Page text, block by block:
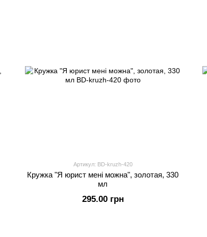
Артикул: BD-kruzh-420
Кружка "Я юрист мені можна", золотая, 330
мл
295.00 грн